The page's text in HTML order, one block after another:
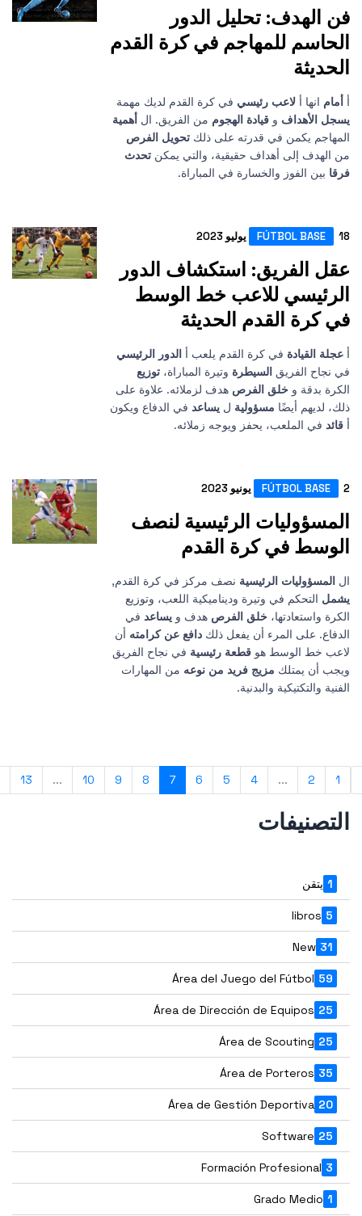
تحليل الدور
للمهاجم في كرة القدم
أ لاعب رئيسيفي كرة القدم لديك مهمة
و قيادة الهجوممن الفريق. الأهمية
يكمن في قدرته على ذلك تحويل الفرص
إلى أهداف حقيقية، والتي يمكنتحدث
الفوز والخسارة في المباراة.
FÚTBOL
استكشاف الدور
للاعب خط الوسط
القدم الحديثة
في كرة القدم يلعب أالدور الرئيسي
الفريقالسيطرةوتيرة المباراة،توزيع
وخلق الفرصهدف لزملائه. علاوة على
أيضًامسؤوليةليساعدفي الدفاع ويكون
الملعب، يحفز ويوجه زملائه.
FÚTBOL
الرئيسية لنصف
في كرة القدم
الرئيسيةنصف مركز في كرة القدم,
في وتيرة وديناميكية اللعب، وتوزيع
خلق الفرصهدف ويساعدفي
المرء أن يفعل ذلك دافع عن كرامتهأن
الوسط هوقطعة رئيسيةفي نجاح الفريق
يمتلك مزيج فريد من نوعهمن المهارات
والبدنية.
...
6
7
8
9
10
Área del Juego del Fútbol
Área de Dirección de Equipos
Área de Scouting
Área de Porteros
Área de Gestión Deportiva
Software
Formación
Grado